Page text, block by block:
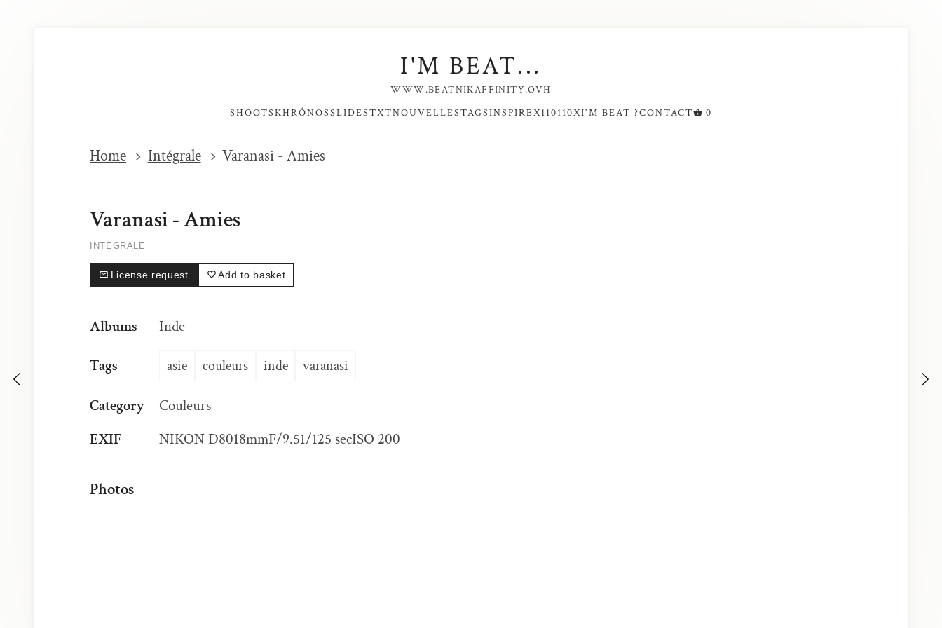
I'M BEAT...
WWW.BEATNIKAFFINITY.OVH
SHOOTSKHRÓNOSSLIDESTXTNOUVELLESTAGSINSPIREX110110XI'M BEAT ?CONTACT 0
Home Intégrale Varanasi - Amies
Varanasi - Amies
INTÉGRALE
License request Add to basket
Albums Inde
Tags asie couleurs inde varanasi
Category
Couleurs
EXIF
NIKON D8018mmF/9.51/125 secISO 200
Photos